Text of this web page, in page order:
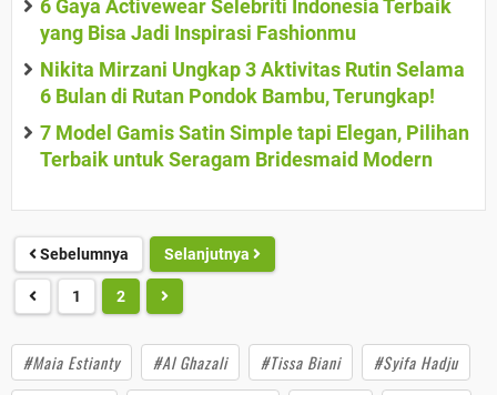
6 Gaya Activewear Selebriti Indonesia Terbaik
yang Bisa Jadi Inspirasi Fashionmu
Nikita Mirzani Ungkap 3 Aktivitas Rutin Selama
6 Bulan di Rutan Pondok Bambu, Terungkap!
7 Model Gamis Satin Simple tapi Elegan, Pilihan
Terbaik untuk Seragam Bridesmaid Modern
Sebelumnya Selanjutnya
1 2
#Maia Estianty #Al Ghazali #Tissa Biani
#Syifa Hadju